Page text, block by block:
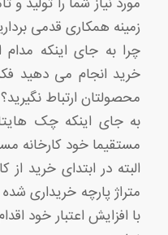
مورد نیاز شما را تولید و
زمینه همکاری قدمی
چرا به جای اینکه مدام
خرید انجام می دهید
محصولتان ارتباط نگیرید؟
به جای اینکه چک
مستقیما خود کارخانه
البته در ابتدای خرید از
متراژ پارچه خریداری
با افزایش اعتبار خود